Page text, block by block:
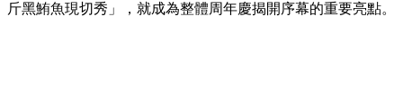
斤黑鮪魚現切秀」，就成為整體周年慶揭開序幕的重要亮點。